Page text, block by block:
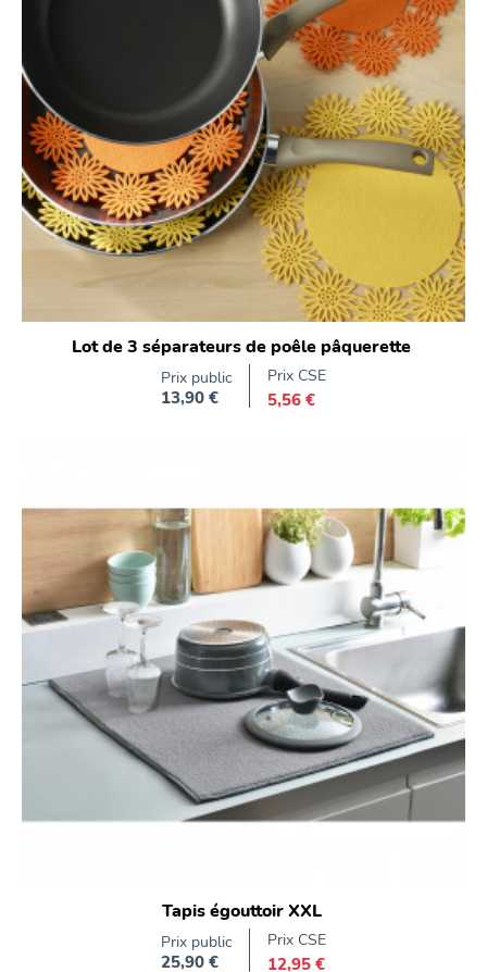
Lot de 3 séparateurs de poêle pâquerette
Prix public
Prix
13,90 €
Prix CSE
5,56 €
Tapis égouttoir XXL
Prix public
Prix
25,90 €
Prix CSE
12,95 €